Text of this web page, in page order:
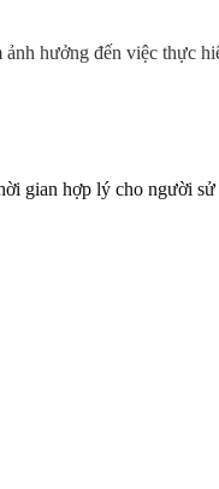
hưởng đến việc thực
gian hợp lý cho người